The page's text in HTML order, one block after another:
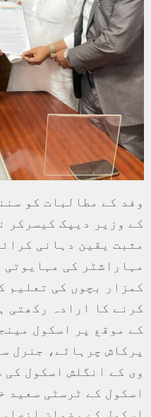
وفد کے مطالبات کو
کے وزیر دیپک کیسرکر
مثبت یقین دہانی
مہاراشٹر کی مہایوتی
کمزار بچوں کی تعلیم
کرنے کا ارادہ رکھتی
کے موقع پر اسکول
پرکاش چرہاٹے، جنرل
وی کے انگلش اسکول
اسکول کے ٹرسٹی سعید
اسکول کے رضوان